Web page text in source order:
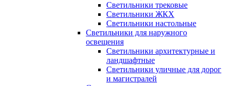
Светильники трековые
Светильники ЖКХ
Светильники настольные
Светильники для наружного
освещения
Светильники архитектурные и
ландшафтные
Светильники уличные для дорог
и магистралей